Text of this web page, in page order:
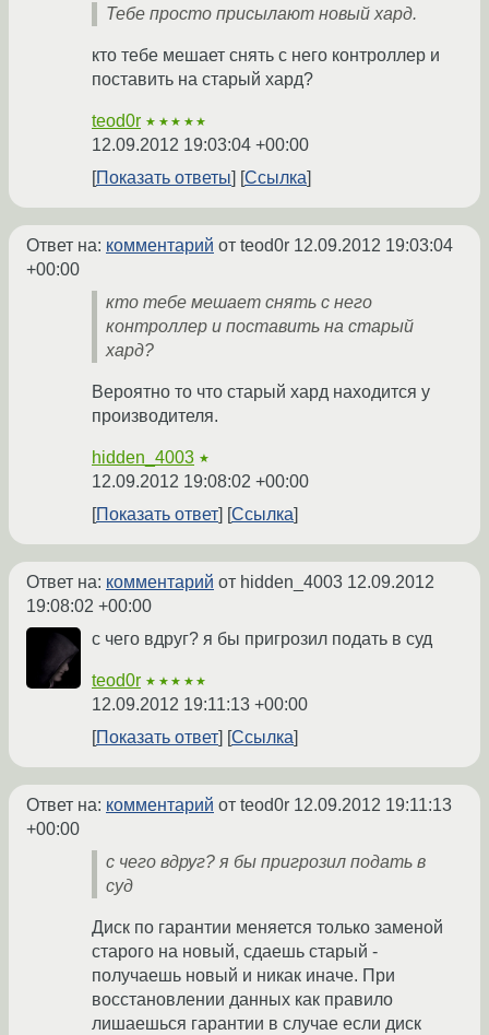
Тебе просто присылают новый хард.
кто тебе мешает снять с него контроллер и
поставить на старый хард?
teod0r ★★★★★
12.09.2012 19:03:04 +00:00
Показать ответы
Ссылка
Ответ на: комментарий от teod0r 12.09.2012 19:03:04
+00:00
кто тебе мешает снять с него
контроллер и поставить на старый
хард?
Вероятно то что старый хард находится у
производителя.
hidden_4003 ★
12.09.2012 19:08:02 +00:00
Показать ответ
Ссылка
Ответ на: комментарий от hidden_4003 12.09.2012
19:08:02 +00:00
с чего вдруг? я бы пригрозил подать в суд
teod0r ★★★★★
12.09.2012 19:11:13 +00:00
Показать ответ
Ссылка
Ответ на: комментарий от teod0r 12.09.2012 19:11:13
+00:00
с чего вдруг? я бы пригрозил подать в
суд
Диск по гарантии меняется только заменой
старого на новый, сдаешь старый -
получаешь новый и никак иначе. При
восстановлении данных как правило
лишаешься гарантии в случае если диск